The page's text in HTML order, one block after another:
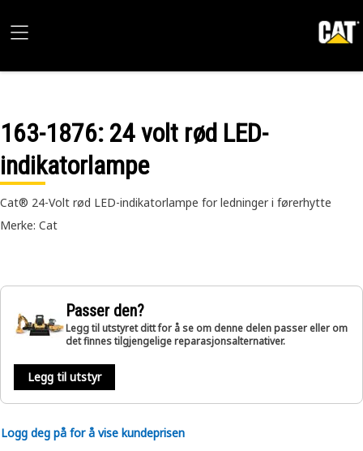
163-1876: 24 volt rød LED-
indikatorlampe
Cat® 24-Volt rød LED-indikatorlampe for ledninger i førerhytte
Merke: Cat
Passer den?
Legg til utstyret ditt for å se om denne delen passer eller om
det finnes tilgjengelige reparasjonsalternativer.
Legg til utstyr
Logg deg på for å vise kundeprisen